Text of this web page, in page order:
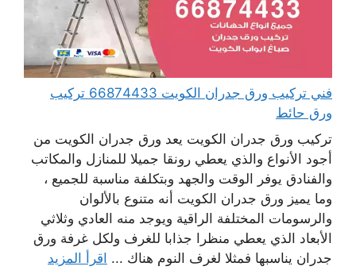
فني تركيب ورق جدران الكويت 66874433 تركيب
ورق حائط
تركيب ورق جدران الكويت يعد ورق جدران الكويت من
أجود الأنواع والذي يعطي رونقا جميلا للمنازل والمكاتب
والفنادق يوفر الوقت والجهد وبتكلفة مناسبة للجميع ،
وما يميز ورق جدران الكويت أنه متنوع بالألوان
والرسومات المختلفة الراقية ويوجد منه العادي وثلاثي
الأبعاد الذي يعطي منظرا جذابا للغرف ولكل غرفة ورق
جدران يناسبها فمثلا لغرف النوم هناك ... اقرأ المزيد